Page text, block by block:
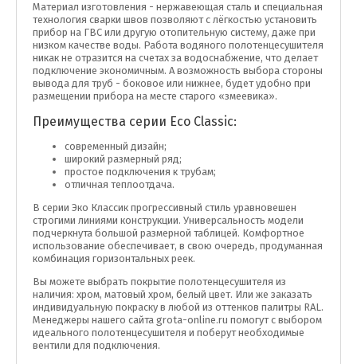
Материал изготовления - нержавеющая сталь и специальная
технология сварки швов позволяют с лёгкостью установить
прибор на ГВС или другую отопительную систему, даже при
низком качестве воды. Работа водяного полотенцесушителя
никак не отразится на счетах за водоснабжение, что делает
подключение экономичным. А возможность выбора стороны
вывода для труб - боковое или нижнее, будет удобно при
размещении прибора на месте старого «змеевика».
Преимущества серии Eco Classic:
современный дизайн;
широкий размерный ряд;
простое подключения к трубам;
отличная теплоотдача.
В серии Эко Классик прогрессивный стиль уравновешен
строгими линиями конструкции. Универсальность модели
подчеркнута большой размерной таблицей. Комфортное
использование обеспечивает, в свою очередь, продуманная
комбинация горизонтальных реек.
Вы можете выбрать покрытие полотенцесушителя из
наличия: хром, матовый хром, белый цвет. Или же заказать
индивидуальную покраску в любой из оттенков палитры RAL.
Менеджеры нашего сайта grota-online.ru помогут с выбором
идеального полотенцесушителя и поберут необходимые
вентили для подключения.